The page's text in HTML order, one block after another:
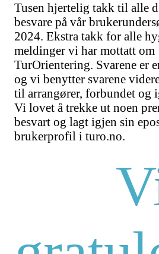
Tusen hjertelig takk til alle
besvare på vår
2024. Ekstra takk for alle
meldinger vi har mottatt om
TurOrientering. Svarene er
og vi benytter svarene
til arrangører, forbundet og
Vi lovet å trekke ut noen
besvart og lagt igjen sin
brukerprofil i turo.no.